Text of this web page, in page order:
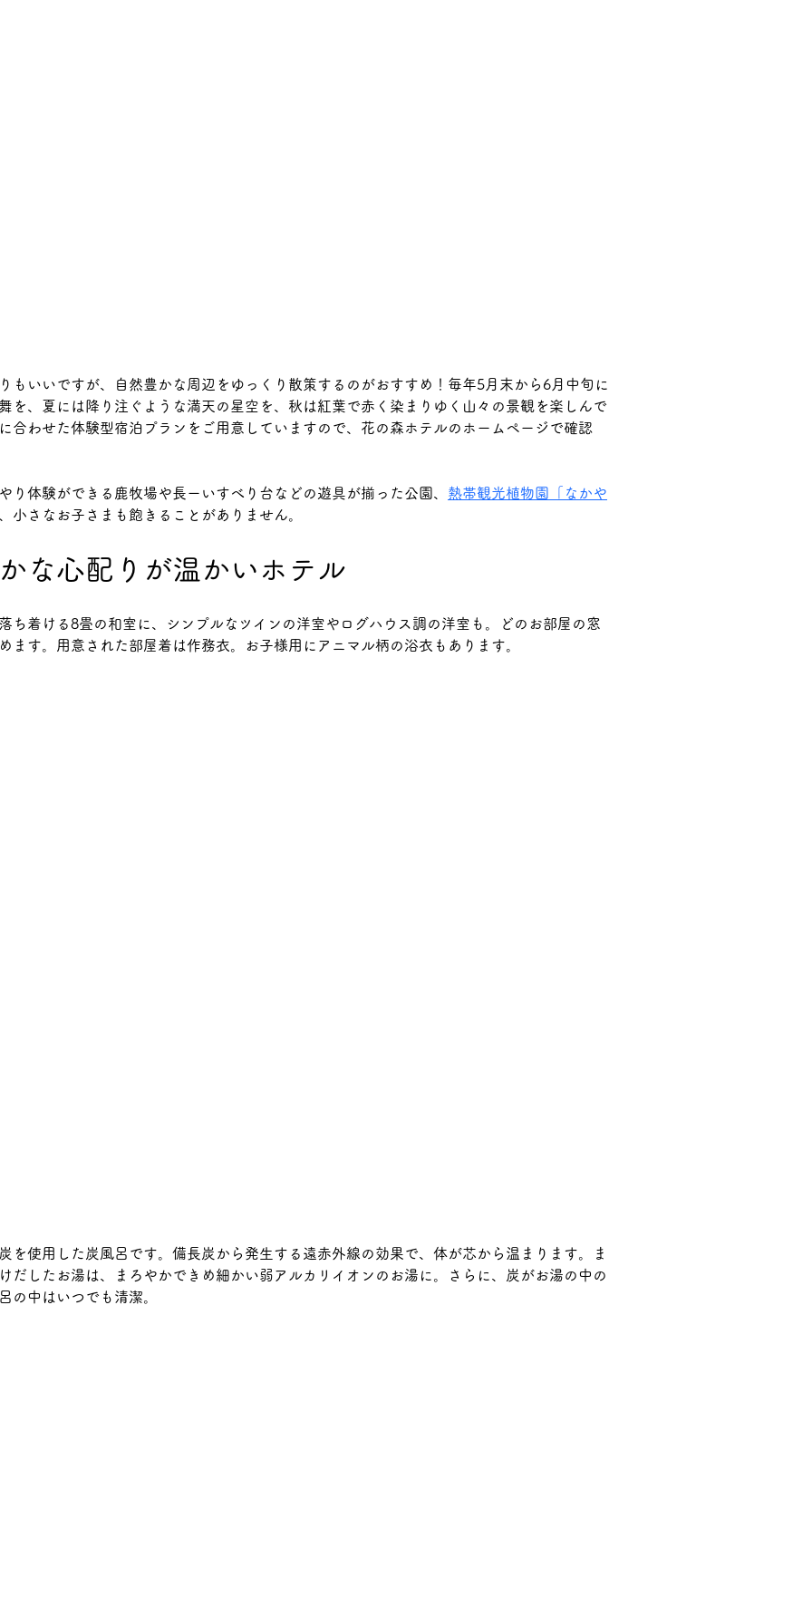
もいいですが、自然豊かな周辺をゆっくり散策するのがおすすめ！ 毎年5月末から6月中旬に
を、夏には降り注ぐような満天の星空を、秋は紅葉で赤く染まりゆく山々の景観を楽しんで
合わせた体験型宿泊プランをご用意していますので、花の森ホテルのホームページで確認
り体験ができる鹿牧場や長ーいすべり台などの遊具が揃った公園、 熱帯観光植物園「なかや
小さなお子さまも飽きることがありません。
な心配りが温かいホテル
ち着ける8畳の和室に、シンプルなツインの洋室やログハウス調の洋室も。どのお部屋の窓
ます。用意された部屋着は作務衣。お子様用にアニマル柄の浴衣もあります。
を使用した炭風呂です。備長炭から発生する遠赤外線の効果で、体が芯から温まります。ま
だしたお湯は、まろやかできめ細かい弱アルカリイオンのお湯に。さらに、炭がお湯の中の
の中はいつでも清潔。